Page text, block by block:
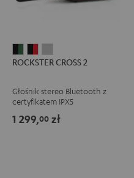
CROSS
Black
&
Green
CROSS
Black
Red
CROSS
Light
ROCKSTER CROSS 2
Głośnik stereo Bluetooth z
certyfikatem IPX5
1 299,00 zł